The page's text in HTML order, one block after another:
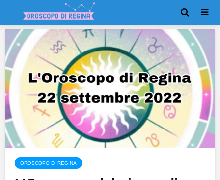
OROSCOPO DI REGINA